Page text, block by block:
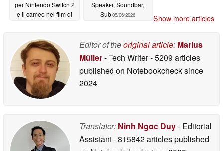
per Nintendo Switch 2
e il cameo nel film di
Speaker, Soundbar,
Sub 05/06/2026 Show more articles
Editor of theoriginal article: Marius
Müller- Tech Writer- 5209 articles
published on Notebookchecksince
2024
Translator: Ninh Ngoc Duy- Editorial
Assistant- 815842 articles published